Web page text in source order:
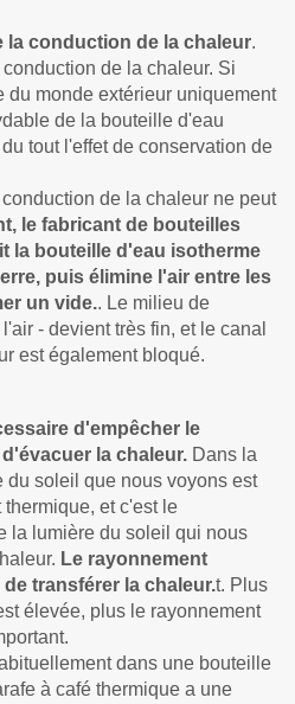
la conduction de la chaleur.
de la chaleur. Si
du monde extérieur uniquement
de la bouteille d'eau
tout l'effet de conservation de
de la chaleur ne peut
le fabricant de bouteilles
la bouteille d'eau isotherme
puis élimine l'air entre les
un vide.. Le milieu de
- devient très fin, et le canal
est également bloqué.
d'empêcher le
la chaleur. Dans la
soleil que nous voyons est
et c'est le
la lumière du soleil qui nous
Le rayonnement
transférer la chaleur.t. Plus
élevée, plus le rayonnement
dans une bouteille
à café thermique a une